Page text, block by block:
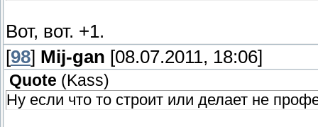
Вот, вот. +1.
[98] Mij-gan [08.07.2011, 18:06]
Quote ( Kass)
Ну если что то строит или делает не